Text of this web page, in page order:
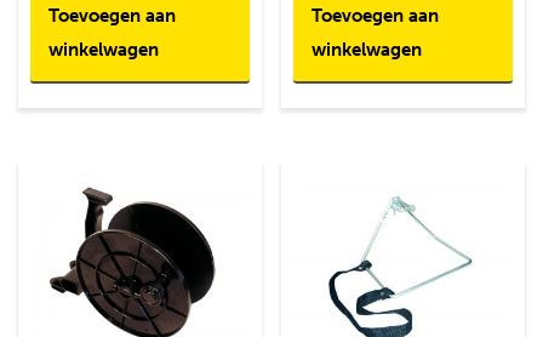
Toevoegen aan
winkelwagen
Toevoegen aan
winkelwagen